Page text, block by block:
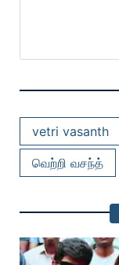
vetri vasanth
வெற்றி வசந்த்